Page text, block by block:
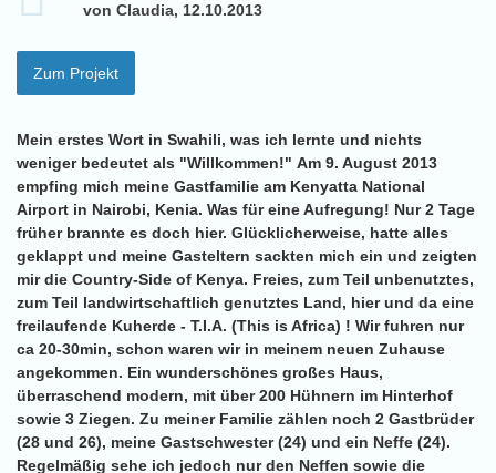
von Claudia, 12.10.2013
Zum Projekt
Mein erstes Wort in Swahili, was ich lernte und nichts
weniger bedeutet als "Willkommen!" Am 9. August 2013
empfing mich meine Gastfamilie am Kenyatta National
Airport in Nairobi, Kenia. Was für eine Aufregung! Nur 2 Tage
früher brannte es doch hier. Glücklicherweise, hatte alles
geklappt und meine Gasteltern sackten mich ein und zeigten
mir die Country-Side of Kenya. Freies, zum Teil unbenutztes,
zum Teil landwirtschaftlich genutztes Land, hier und da eine
freilaufende Kuherde - T.I.A. (This is Africa) ! Wir fuhren nur
ca 20-30min, schon waren wir in meinem neuen Zuhause
angekommen. Ein wunderschönes großes Haus,
überraschend modern, mit über 200 Hühnern im Hinterhof
sowie 3 Ziegen. Zu meiner Familie zählen noch 2 Gastbrüder
(28 und 26), meine Gastschwester (24) und ein Neffe (24).
Regelmäßig sehe ich jedoch nur den Neffen sowie die